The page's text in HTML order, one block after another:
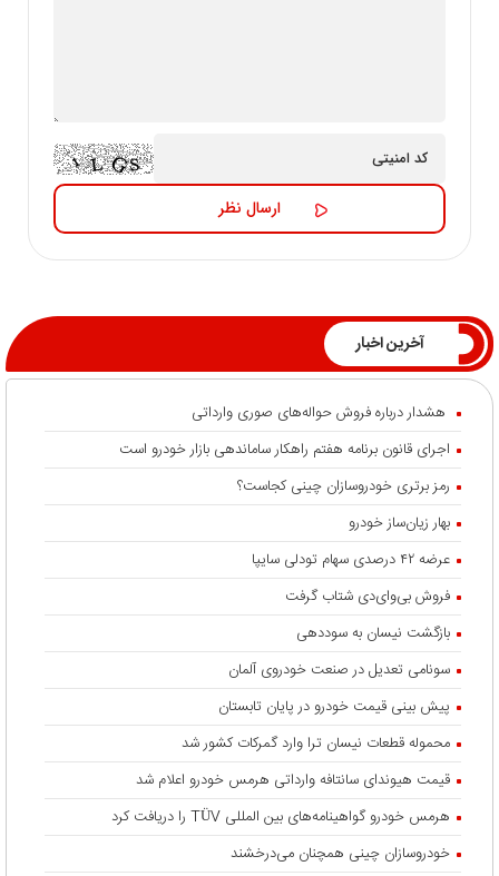
آخرین اخبار
هشدار درباره فروش حواله‌های صوری وارداتی
اجرای قانون برنامه هفتم راهکار ساماندهی بازار خودرو است
رمز برتری خودروسازان چینی کجاست؟
بهار زیان‌ساز خودرو
عرضه ۴۲ درصدی سهام تودلی سایپا
فروش بی‌وای‌دی شتاب گرفت
بازگشت نیسان به سوددهی
سونامی تعدیل در صنعت خودروی آلمان
پیش بینی قیمت خودرو در پایان تابستان
محموله قطعات نیسان ترا وارد گمرکات کشور شد
قیمت هیوندای سانتافه وارداتی هرمس خودرو اعلام شد
هرمس خودرو گواهینامه‌های بین المللی TÜV را دریافت کرد
خودروسازان چینی همچنان می‌درخشند